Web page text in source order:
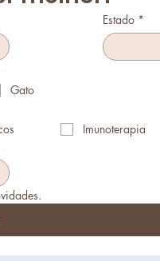
Estado *
Gato
Imunoterapia